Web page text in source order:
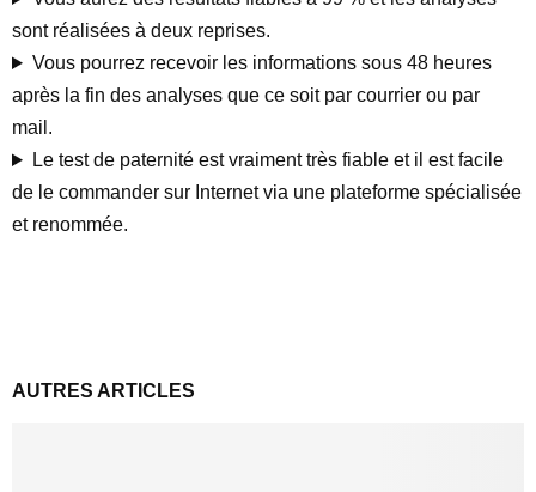
sont réalisées à deux reprises.
Vous pourrez recevoir les informations sous 48 heures
après la fin des analyses que ce soit par courrier ou par
mail.
Le test de paternité est vraiment très fiable et il est facile
de le commander sur Internet via une plateforme spécialisée
et renommée.
AUTRES ARTICLES